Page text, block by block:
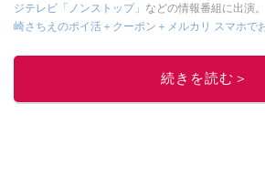
ジテレビ「ノンストップ」 などの情報番組に出演。
崎さちえのポイ活＋クーポン＋メルカリ スマホで
的に稼ぐ！』（翔泳社刊）
■経歴：2003年、夫が子育てをするために、突然
続きを読む＞